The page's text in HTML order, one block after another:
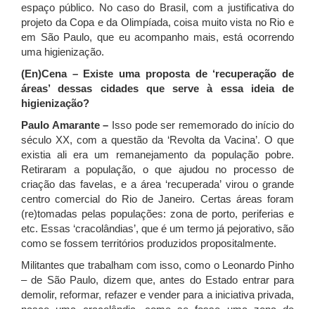
espaço público. No caso do Brasil, com a justificativa do
projeto da Copa e da Olimpíada, coisa muito vista no Rio e
em São Paulo, que eu acompanho mais, está ocorrendo
uma higienização.
(En)Cena – Existe uma proposta de ‘recuperação de
áreas’ dessas cidades que serve à essa ideia de
higienização?
Paulo Amarante – Isso pode ser rememorado do início do
século XX, com a questão da ‘Revolta da Vacina’. O que
existia ali era um remanejamento da população pobre.
Retiraram a população, o que ajudou no processo de
criação das favelas, e a área ‘recuperada’ virou o grande
centro comercial do Rio de Janeiro. Certas áreas foram
(re)tomadas pelas populações: zona de porto, periferias e
etc. Essas ‘cracolândias’, que é um termo já pejorativo, são
como se fossem territórios produzidos propositalmente.
Militantes que trabalham com isso, como o Leonardo Pinho
– de São Paulo, dizem que, antes do Estado entrar para
demolir, reformar, refazer e vender para a iniciativa privada,